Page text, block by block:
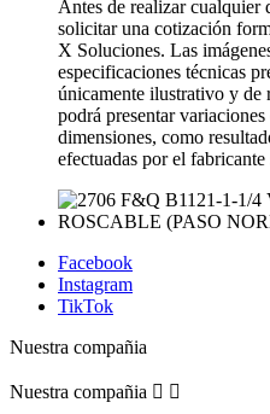
Antes de realizar cualquier
solicitar una cotización
X Soluciones. Las
especificaciones técnicas
únicamente ilustrativo y de
podrá presentar
dimensiones, como
efectuadas por el
Facebook
Instagram
TikTok
Nuestra compañia
Nuestra compañia  